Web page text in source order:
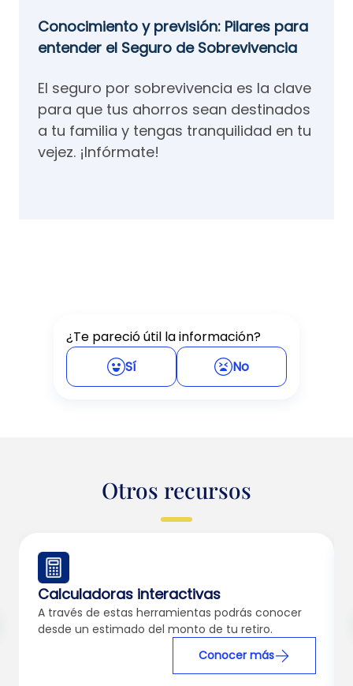
Conocimiento y previsión: Pilares para
entender el Seguro de Sobrevivencia
El seguro por sobrevivencia es la clave
para que tus ahorros sean destinados
a tu familia y tengas tranquilidad en tu
vejez. ¡Infórmate!
¿Te pareció útil la información?
Sí
No
Otros recursos
Calculadoras interactivas
A través de estas herramientas podrás conocer
desde un estimado del monto de tu retiro.
Conocer más